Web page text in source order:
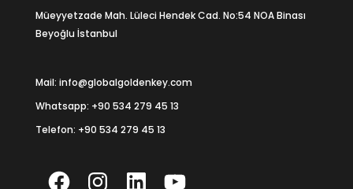
Müeyyetzade Mah. Lüleci Hendek Cad. No:54 NOA Binası
Beyoğlu İstanbul
Mail: info@globalgoldenkey.com
Whatsapp: +90 534 279 45 13
Telefon: +90 534 279 45 13
FacebookInstagramLinkedIn YouTube